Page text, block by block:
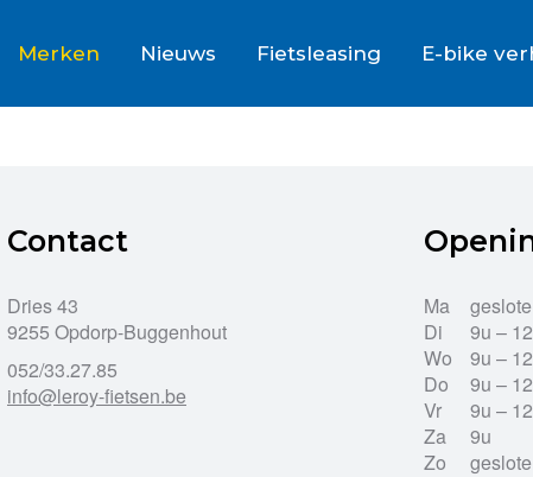
Merken Nieuws Fietsleasing E-bike
Contact
Dries 43
9255 Opdorp-Buggenhout
052/33.27.85
info@leroy-fietsen.be
Ma
Di
9u –
Wo
9u –
Do
9u –
Vr
9u –
Za
9u
Zo